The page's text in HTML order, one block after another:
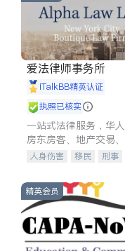
爱法律师事务所
iTalkBB精英认证
执照已核实
一站式法律服务，华
房东房客、地产交易
伤害、车祸重伤、商业
建筑合同、刑事案件全
人身伤害 移民
刑事
信托/遗嘱
商业
索赔
律师-其它 保
精英会员